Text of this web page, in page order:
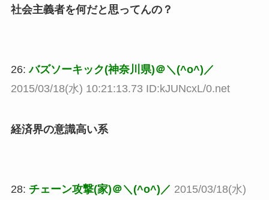
社会主義者を何だと思ってんの？
26: バズソーキック(神奈川県)＠＼(^o^)／
2015/03/18(水) 10:21:13.73 ID:kJUNcxL/0.net
経済界の意識高い系
28: チェーン攻撃(家)＠＼(^o^)／ 2015/03/18(水)